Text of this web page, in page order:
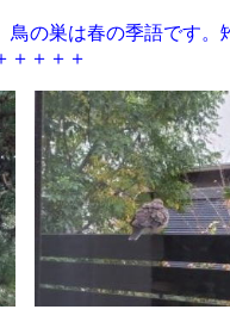
鳥の巣は春の季語です。
＋＋＋＋